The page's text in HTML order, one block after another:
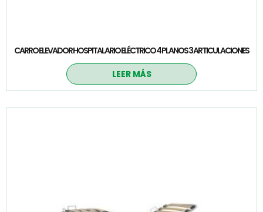
CARRO ELEVADOR HOSPITALARIO ELÉCTRICO 4 PLANOS 3 ARTICULACIONES
LEER MÁS